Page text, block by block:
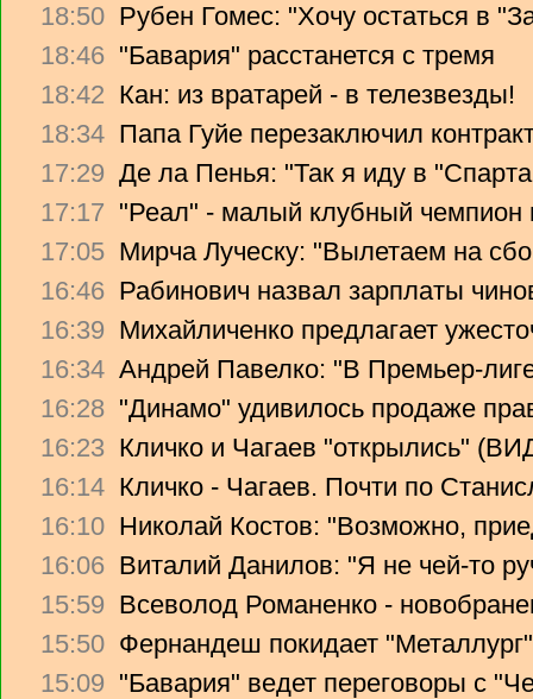
18:50 Рубен Гомес: "Хочу остаться в
18:46 "Бавария" расстанется с тремя
18:42 Кан: из вратарей - в телезвезды!
18:34 Папа Гуйе перезаключил
17:29 Де ла Пенья: "Так я иду в
17:17 "Реал" - малый клубный чемпион
17:05 Мирча Луческу: "Вылетаем на
16:46 Рабинович назвал зарплаты
16:39 Михайличенко предлагает
16:34 Андрей Павелко: "В Премьер-
16:28 "Динамо" удивилось продаже
16:23 Кличко и Чагаев "открылись"
16:14 Кличко - Чагаев. Почти по
16:10 Николай Костов: "Возможно,
16:06 Виталий Данилов: "Я не чей-то
15:59 Всеволод Романенко -
15:50 Фернандеш покидает "Металлург"
15:09 "Бавария" ведет переговоры с